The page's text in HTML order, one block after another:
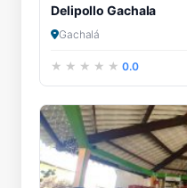
Delipollo Gachala
Gachalá
0.0